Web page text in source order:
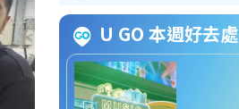
U GO 本週好去處